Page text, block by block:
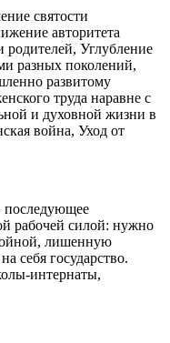
святости
авторитета
Углубление
разных поколений,
развитому
труда наравне с
и духовной жизни в
война, Уход от
последующее
рабочей силой: нужно
лишенную
себя государство.
интернаты,